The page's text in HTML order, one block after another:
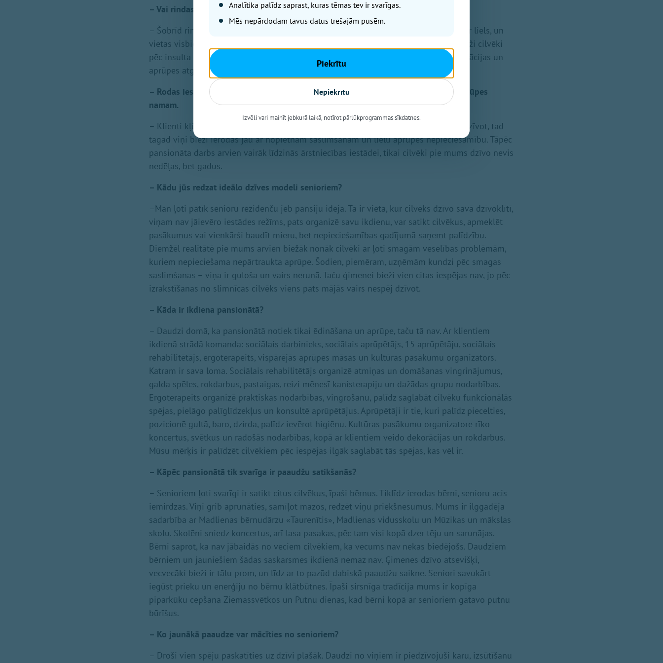
– Vai rindas uz pansionātu ir garas?
– Šobrīd rindā ir ap 50 cilvēku, lai gan situācija nepārtraukti mainās. Pieprasījums ir liels, un
vietas visbiežāk atbrīvojas, klientiem aizejot mūžībā. Tomēr ir arī priecīgi stāsti – daži cilvēki
pēc insulta vai smagas saslimšanas, kuri ierodas guloši vai ratiņkrēslā, pēc rehabilitācijas un
aprūpes atgriežas mājās paši savām kājām.
– Rodas iespaids, ka pansionāts arvien vairāk kļūst līdzīgs ārstniecības iestādei, aprūpes
namam.
– Klienti kļūst arvien smagāk slimi. Ja agrāk cilvēki uz pansionātu devās vienkārši dzīvot, tad
tagad viņi bieži ierodas jau ar nopietnām saslimšanām un lielu aprūpes nepieciešamību. Tāpēc
pansionāta darbs arvien vairāk līdzinās ārstniecības iestādei, tikai cilvēki pie mums dzīvo nevis
nedēļas, bet gadus.
– Kādu jūs redzat ideālo dzīves modeli senioriem?
–Man ļoti patīk senioru rezidenču jeb pansiju ideja. Tā ir vieta, kur cilvēks dzīvo savā dzīvoklītī,
viņam nav jāievēro iestādes režīms, pats organizē savu ikdienu, var satikt cilvēkus, apmeklēt
pasākumus vai vienkārši baudīt mieru, bet nepieciešamības gadījumā saņemt palīdzību.
Diemžēl realitātē pie mums arvien biežāk nonāk cilvēki ar ļoti smagām veselības problēmām,
kuriem nepieciešama nepārtraukta aprūpe. Šodien, piemēram, uzņēmām kundzi pēc smagas
saslimšanas – viņa ir guloša un vairs nerunā. Taču ģimenei bieži vien citas iespējas nav, jo pēc
izrakstīšanas no slimnīcas cilvēks viens pats mājās vairs nespēj dzīvot.
– Kāda ir ikdiena pansionātā?
– Daudzi domā, ka pansionātā notiek tikai ēdināšana un aprūpe, taču tā nav. Ar klientiem
ikdienā strādā komanda: sociālais darbinieks, sociālais aprūpētājs, 15 aprūpētāju, sociālais
rehabilitētājs, ergoterapeits, vispārējās aprūpes māsas un kultūras pasākumu organizators.
Katram ir sava loma. Sociālais rehabilitētājs organizē atmiņas un domāšanas vingrinājumus,
galda spēles, rokdarbus, pastaigas, reizi mēnesī kanisterapiju un dažādas grupu nodarbības.
Ergoterapeits organizē praktiskas nodarbības, vingrošanu, palīdz saglabāt cilvēku funkcionālās
spējas, pielāgo palīglīdzekļus un konsultē aprūpētājus. Aprūpētāji ir tie, kuri palīdz piecelties,
pozicionē gultā, baro, dzirda, palīdz ievērot higiēnu. Kultūras pasākumu organizatore rīko
koncertus, svētkus un radošās nodarbības, kopā ar klientiem veido dekorācijas un rokdarbus.
Mūsu mērķis ir palīdzēt cilvēkiem pēc iespējas ilgāk saglabāt tās spējas, kas vēl ir.
– Kāpēc pansionātā tik svarīga ir paaudžu satikšanās?
– Senioriem ļoti svarīgi ir satikt citus cilvēkus, īpaši bērnus. Tiklīdz ierodas bērni, senioru acis
iemirdzas. Viņi grib aprunāties, samīļot mazos, redzēt viņu priekšnesumus. Mums ir ilggadēja
sadarbība ar Madlienas bērnudārzu «Taurenītis», Madlienas vidusskolu un Mūzikas un mākslas
skolu. Skolēni sniedz koncertus, arī lasa pasakas, pēc tam visi kopā dzer tēju un sarunājas.
Bērni saprot, ka nav jābaidās no veciem cilvēkiem, ka vecums nav nekas biedējošs. Daudziem
bērniem un jauniešiem šādas saskarsmes ikdienā nemaz nav. Ģimenes dzīvo atsevišķi,
vecvecāki bieži ir tālu prom, un līdz ar to pazūd dabiskā paaudžu saikne. Seniori savukārt
iegūst prieku un enerģiju no bērnu klātbūtnes. Īpaši sirsnīga tradīcija mums ir kopīga
piparkūku cepšana Ziemassvētkos un Putnu dienas, kad bērni kopā ar senioriem gatavo putnu
būrīšus.
– Ko jaunākā paaudze var mācīties no senioriem?
– Droši vien spēju paskatīties uz dzīvi plašāk. Daudzi no viņiem ir piedzīvojuši karu, izsūtīšanu
Analītika palīdz saprast, kuras tēmas tev ir svarīgas.
Mēs nepārdodam tavus datus trešajām pusēm.
Piekrītu
Nepiekrītu
Izvēli vari mainīt jebkurā laikā, notīrot pārlūkprogrammas sīkdatnes.